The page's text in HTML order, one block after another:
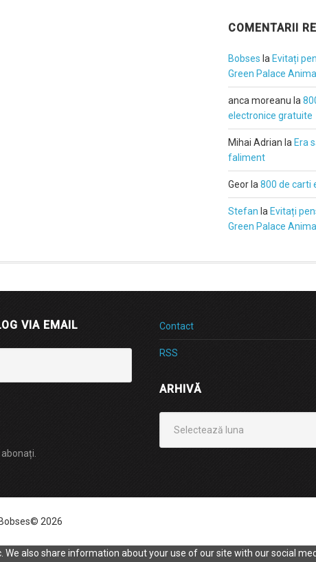
COMENTARII
Bobses la Evitați
Green Palace
anca moreanu la
electronice gratuite
Mihai Adrian la Era
faliment
Geor la 800 de carti
Stefan la Evitați
Green Palace
VIA EMAIL Contact
RSS
ARHIVĂ
2026
also share information about your use of our site with our social